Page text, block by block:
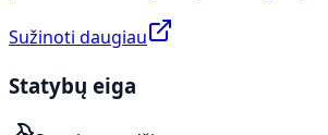
Sužinoti daugiau
Statybų eiga